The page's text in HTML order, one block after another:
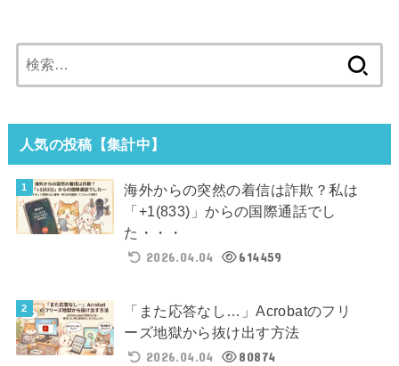
索:
人気の投稿【集計中】
海外からの突然の着信は詐欺？私は
「+1(833)」からの国際通話でし
た・・・
2026.04.04
614459
「また応答なし…」Acrobatのフリ
ーズ地獄から抜け出す方法
2026.04.04
80874